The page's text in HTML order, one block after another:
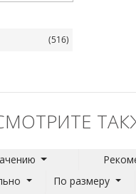
(516)
По размеру